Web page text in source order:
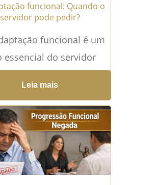
funcional: Quando o
servidor pode pedir?
funcional é um
essencial do servidor
que, por razões de
física ou mental, passa
limitações...Leia
Leia mais